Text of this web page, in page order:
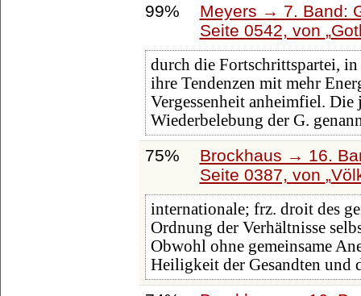
99%
Meyers → 7. Band:
Seite 0542, von
durch die Fortschrittspartei,
ihre Tendenzen mit mehr
Vergessenheit anheimfiel.
Wiederbelebung der G.
75%
Brockhaus → 16.
Seite 0387, von
internationale; frz. droit des
Ordnung der Verhältnisse
Obwohl ohne gemeinsame
Heiligkeit der Gesandten und